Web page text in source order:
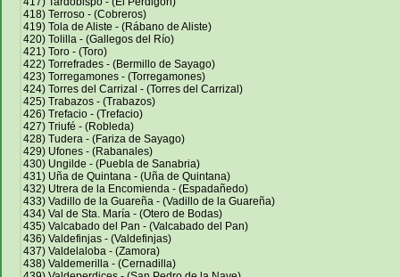
418) Terroso - (Cobreros)
419) Tola de Aliste - (Rábano de Aliste)
420) Tolilla - (Gallegos del Río)
421) Toro - (Toro)
422) Torrefrades - (Bermillo de Sayago)
423) Torregamones - (Torregamones)
424) Torres del Carrizal - (Torres del Carrizal)
425) Trabazos - (Trabazos)
426) Trefacio - (Trefacio)
427) Triufé - (Robleda)
428) Tudera - (Fariza de Sayago)
429) Ufones - (Rabanales)
430) Ungilde - (Puebla de Sanabria)
431) Uña de Quintana - (Uña de Quintana)
432) Utrera de la Encomienda - (Espadañedo)
433) Vadillo de la Guareña - (Vadillo de la Guareña)
434) Val de Sta. María - (Otero de Bodas)
435) Valcabado del Pan - (Valcabado del Pan)
436) Valdefinjas - (Valdefinjas)
437) Valdelaloba - (Zamora)
438) Valdemerilla - (Cernadilla)